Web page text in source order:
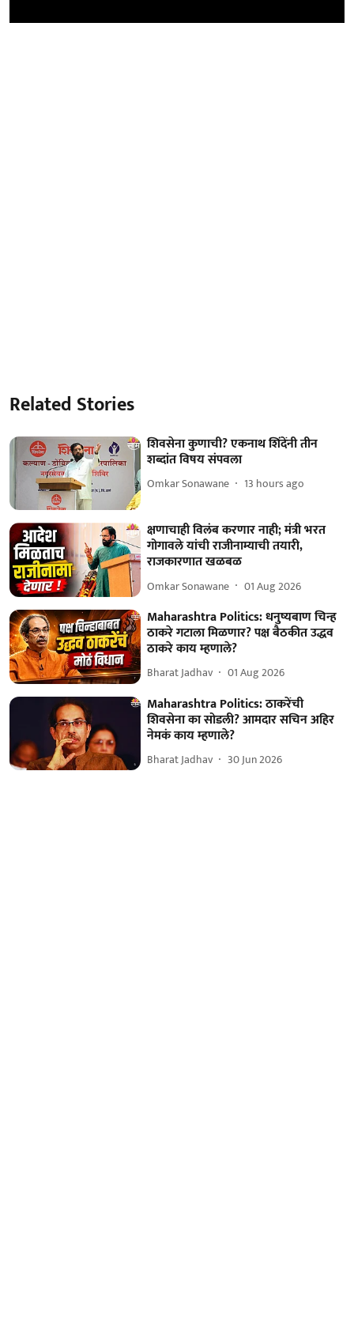
Related Stories
शिवसेना कुणाची? एकनाथ शिंदेंनी तीन
शब्दांत विषय संपवला
Omkar Sonawane 13 hours ago
क्षणाचाही विलंब करणार नाही; मंत्री भरत
गोगावले यांची राजीनाम्याची तयारी,
राजकारणात खळबळ
Omkar Sonawane 01 Aug 2026
Maharashtra Politics: धनुष्यबाण चिन्ह
ठाकरे गटाला मिळणार? पक्ष बैठकीत उद्धव
ठाकरे काय म्हणाले?
Bharat Jadhav 01 Aug 2026
Maharashtra Politics: ठाकरेंची
शिवसेना का सोडली? आमदार सचिन अहिर
नेमकं काय म्हणाले?
Bharat Jadhav 30 Jun 2026